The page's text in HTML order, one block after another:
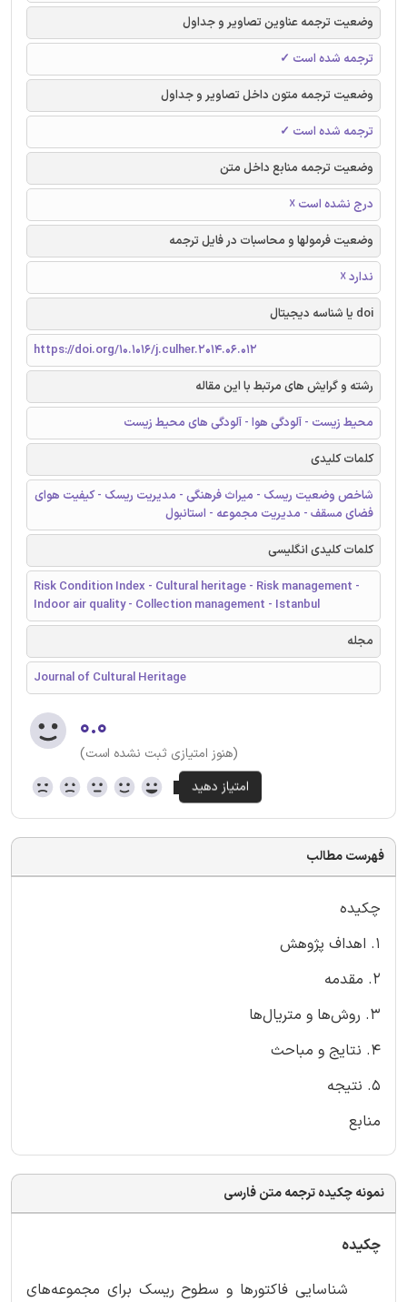
وضعیت ترجمه عناوین تصاویر و جداول
ترجمه شده است ✓
وضعیت ترجمه متون داخل تصاویر و جداول
ترجمه شده است ✓
وضعیت ترجمه منابع داخل متن
درج نشده است ☓
وضعیت فرمولها و محاسبات در فایل ترجمه
ندارد ☓
doi یا شناسه دیجیتال
https://doi.org/10.1016/j.culher.2014.06.012
رشته و گرایش های مرتبط با این مقاله
محیط زیست - آلودگی هوا - آلودگی های محیط زیست
کلمات کلیدی
شاخص وضعیت ریسک - میراث فرهنگی - مدیریت ریسک - کیفیت هوای
فضای مسقف - مدیریت مجموعه - استانبول
کلمات کلیدی انگلیسی
Risk Condition Index - Cultural heritage - Risk management -
Indoor air quality - Collection management - Istanbul
مجله
Journal of Cultural Heritage
۰.۰
(هنوز امتیازی ثبت نشده است)
فهرست مطالب
چکیده
1. اهداف پژوهش
2. مقدمه
3. روش‌ها و متریال‌ها
4. نتایج و مباحث
5. نتیجه
منابع
نمونه چکیده ترجمه متن فارسی
چکیده
شناسایی فاکتورها و سطوح ریسک برای مجموعه‌های